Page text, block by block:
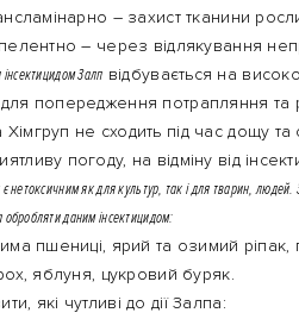
– захист тканини
– через відлякування
інсектицидом Залп відбувається на
попередження потрапляння та
не сходить під час дощу
погоду, на відміну від
нетоксичним як для культур, так і для тварин,
даним інсектицидом:
пшениці, ярий та озимий ріпак,
яблуня, цукровий буряк.
які чутливі до дії Залпа: